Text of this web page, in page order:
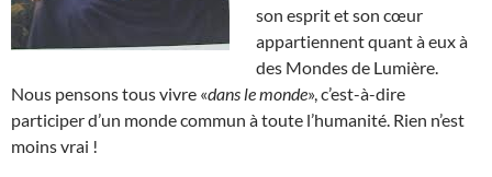
son esprit et son cœur
appartiennent quant à eux à
des Mondes de Lumière.
Nous pensons tous vivre «dans le monde», c’est-à-dire
participer d’un monde commun à toute l’humanité. Rien n’est
moins vrai !